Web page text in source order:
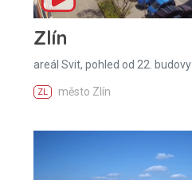
Zlín
areál Svit, pohled od 22. budovy
ZL město Zlín